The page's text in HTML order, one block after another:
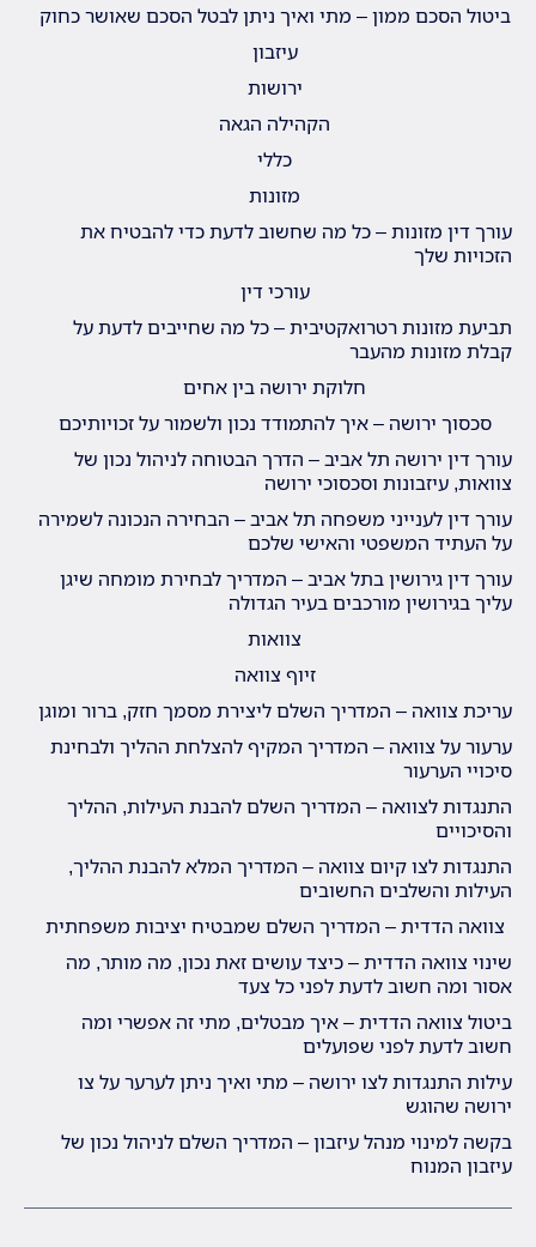
ביטול הסכם ממון – מתי ואיך ניתן לבטל הסכם שאושר כחוק
עיזבון
ירושות
הקהילה הגאה
כללי
מזונות
עורך דין מזונות – כל מה שחשוב לדעת כדי להבטיח את
הזכויות שלך
עורכי דין
תביעת מזונות רטרואקטיבית – כל מה שחייבים לדעת על
קבלת מזונות מהעבר
חלוקת ירושה בין אחים
סכסוך ירושה – איך להתמודד נכון ולשמור על זכויותיכם
עורך דין ירושה תל אביב – הדרך הבטוחה לניהול נכון של
צוואות, עיזבונות וסכסוכי ירושה
עורך דין לענייני משפחה תל אביב – הבחירה הנכונה לשמירה
על העתיד המשפטי והאישי שלכם
עורך דין גירושין בתל אביב – המדריך לבחירת מומחה שיגן
עליך בגירושין מורכבים בעיר הגדולה
צוואות
זיוף צוואה
עריכת צוואה – המדריך השלם ליצירת מסמך חזק, ברור ומוגן
ערעור על צוואה – המדריך המקיף להצלחת ההליך ולבחינת
סיכויי הערעור
התנגדות לצוואה – המדריך השלם להבנת העילות, ההליך
והסיכויים
התנגדות לצו קיום צוואה – המדריך המלא להבנת ההליך,
העילות והשלבים החשובים
צוואה הדדית – המדריך השלם שמבטיח יציבות משפחתית
שינוי צוואה הדדית – כיצד עושים זאת נכון, מה מותר, מה
אסור ומה חשוב לדעת לפני כל צעד
ביטול צוואה הדדית – איך מבטלים, מתי זה אפשרי ומה
חשוב לדעת לפני שפועלים
עילות התנגדות לצו ירושה – מתי ואיך ניתן לערער על צו
ירושה שהוגש
בקשה למינוי מנהל עיזבון – המדריך השלם לניהול נכון של
עיזבון המנוח